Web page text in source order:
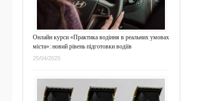
Онлайн курси «Практика водіння в реальних умовах
міста»: новий рівень підготовки водіїв
25/04/2025